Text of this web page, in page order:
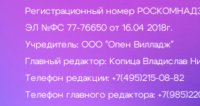
Регистрационный номер
ЭЛ №ФС 77-76650 от 16.04 2018г.
Учредитель: ООО "Опен Вилладж"
Главный редактор: Копица Владислав
Телефон редакции: +7(495)215-08-82
Телефон главного редактора: